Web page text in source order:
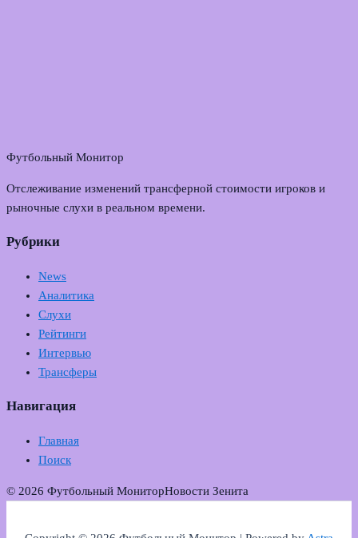
Футбольный Монитор
Отслеживание изменений трансферной стоимости игроков и
рыночные слухи в реальном времени.
Рубрики
News
Аналитика
Слухи
Рейтинги
Интервью
Трансферы
Навигация
Главная
Поиск
© 2026 Футбольный МониторНовости Зенита